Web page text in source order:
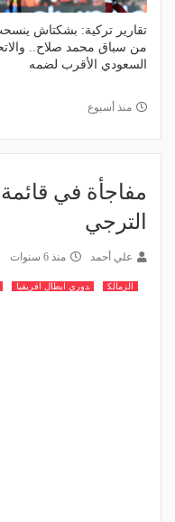
تقارير تركية: بشكتاش
من سباق محمد صلاح..
السعودي الأقرب لضمه
منذ أسبوع
مفاجأة في
الترجي
علي أحمد منذ 6 سنوات
الزمالك دوري ابطال افريقيا